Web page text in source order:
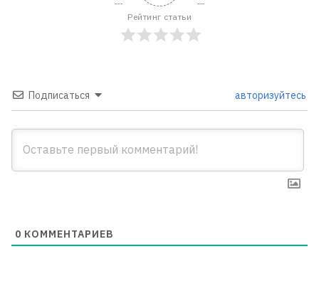
Рейтинг статьи
Подписаться авторизуйтесь
0 КОММЕНТАРИЕВ